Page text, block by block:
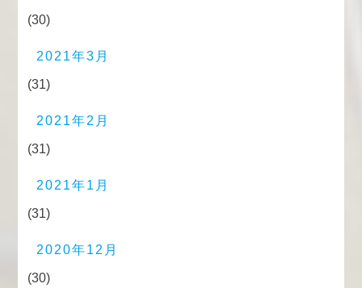
(30)
2021年3月
(31)
2021年2月
(31)
2021年1月
(31)
2020年12月
(30)